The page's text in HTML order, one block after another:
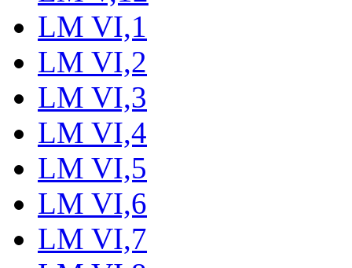
LM VI,1
LM VI,2
LM VI,3
LM VI,4
LM VI,5
LM VI,6
LM VI,7